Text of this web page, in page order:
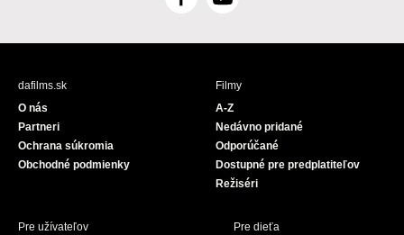
F
c
Y
u
e
dafilms.sk
O nás
Partneri
Ochrana súkromia
Obchodné podmienky
Filmy
A-Z
Nedávno pridané
Odporúčané
Dostupné pre predplatiteľov
Režiséri
Pre užívateľov
Pre dieťa